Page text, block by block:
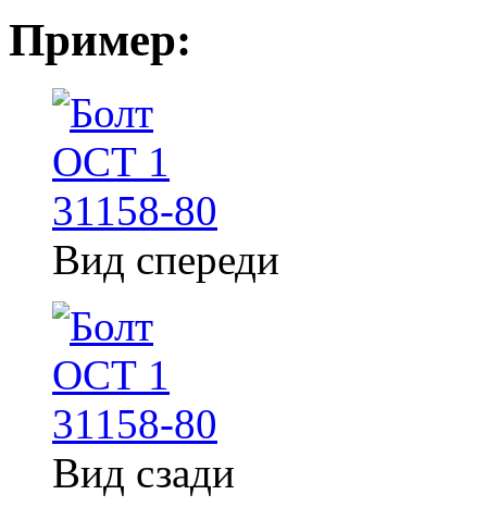
Пример:
Вид спереди
Вид сзади